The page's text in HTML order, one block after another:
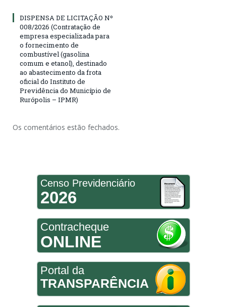
DISPENSA DE LICITAÇÃO Nº
008/2026 (Contratação de
empresa especializada para
o fornecimento de
combustível (gasolina
comum e etanol), destinado
ao abastecimento da frota
oficial do Instituto de
Previdência do Município de
Rurópolis – IPMR)
Os comentários estão fechados.
Censo Previdenciário
2026
Contracheque
ONLINE
Portal da
TRANSPARÊNCIA